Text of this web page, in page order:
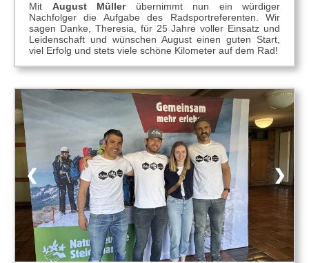
Mit August Müllerübernimmt nun ein würdiger
Nachfolger die Aufgabe des Radsportreferenten. Wir
sagen Danke, Theresia, für 25 Jahre voller Einsatz und
Leidenschaft und wünschen August einen guten Start,
viel Erfolg und stets viele schöne Kilometer auf dem Rad!
❮ ❯